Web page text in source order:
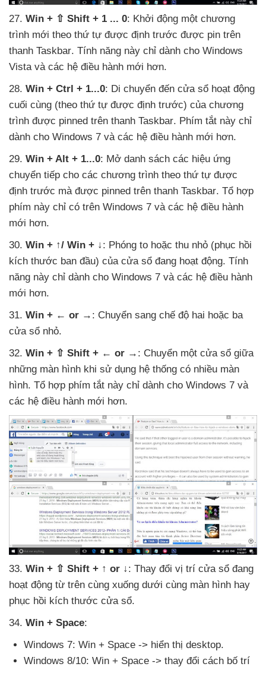
27. Win + ⇧ Shift + 1 ... 0: Khởi động một chương
trình mới theo thứ tự được định trước được pin trên
thanh Taskbar. Tính năng này chỉ dành cho Windows
Vista và các hệ điều hành mới hơn.
28. Win + Ctrl + 1...0: Di chuyển đến cửa sổ hoạt động
cuối cùng (theo thứ tự được định trước) của chương
trình được pinned trên thanh Taskbar. Phím tắt này chỉ
dành cho Windows 7 và các hệ điều hành mới hơn.
29. Win + Alt + 1...0: Mở danh sách các hiệu ứng
chuyển tiếp cho các chương trình theo thứ tự được
định trước mà được pinned trên thanh Taskbar. Tổ hợp
phím này chỉ có trên Windows 7 và các hệ điều hành
mới hơn.
30. Win + ↑/ Win + ↓: Phóng to hoặc thu nhỏ (phục hồi
kích thước ban đầu) của cửa sổ đang hoạt động. Tính
năng này chỉ dành cho Windows 7 và các hệ điều hành
mới hơn.
31. Win + ← or → : Chuyển sang chế độ hai hoặc ba
cửa sổ nhỏ.
32. Win + ⇧ Shift + ← or → : Chuyển một cửa sổ giữa
những màn hình khi sử dụng hệ thống có nhiều màn
hình. Tổ hợp phím tắt này chỉ dành cho Windows 7 và
các hệ điều hành mới hơn.
33. Win + ⇧ Shift + ↑ or ↓: Thay đổi vị trí cửa sổ đang
hoạt động từ trên cùng xuống dưới cùng màn hình hay
phục hồi kích thước cửa sổ.
34. Win + Space:
Windows 7: Win + Space -> hiển thị desktop.
Windows 8/10: Win + Space -> thay đổi cách bố trí